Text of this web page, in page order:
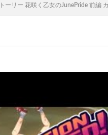
ーリー 花咲く乙女のJunePride 前編